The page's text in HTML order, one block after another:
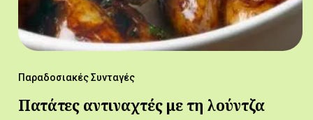
Παραδοσιακές Συνταγές
Πατάτες αντιναχτές με τη λούντζα